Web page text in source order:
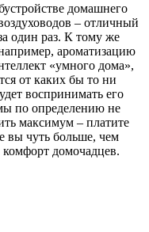
домашнего
– отличный
один раз. К тому же
ароматизацию
«умного дома»,
от каких бы то ни
воспринимать его
по определению не
максимум – платите
вы чуть больше, чем
домочадцев.